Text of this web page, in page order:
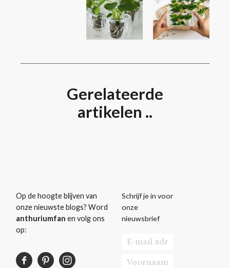
Gerelateerde
artikelen ..
Op de hoogte blijven van
onze nieuwste blogs? Word
anthuriumfan en volg ons
op:
Schrijf je in voor
onze
nieuwsbrief